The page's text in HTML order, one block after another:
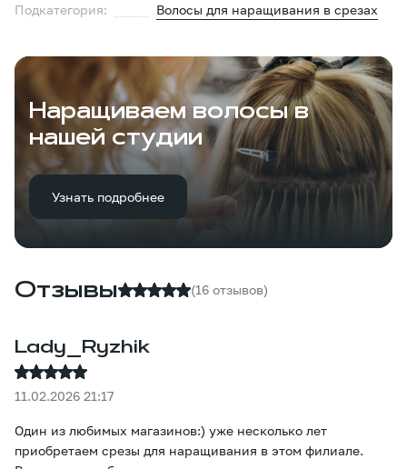
Подкатегория:
Волосы для наращивания в срезах
Наращиваем волосы в
нашей студии
Узнать подробнее
Отзывы (16 отзывов)
Lady_Ryzhik
11.02.2026 21:17
Один из любимых магазинов:) уже несколько лет
приобретаем срезы для наращивания в этом филиале.